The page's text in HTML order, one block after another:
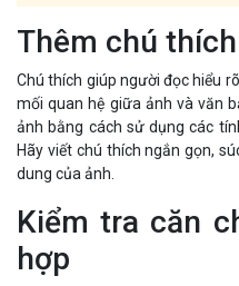
Thêm chú
Chú thích giúp người đọc hiểu
mối quan hệ giữa ảnh và văn
ảnh bằng cách sử dụng các
Hãy viết chú thích ngắn gọn,
dung của ảnh.
Kiểm tra căn
hợp